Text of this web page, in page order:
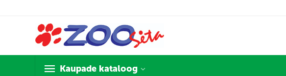
Kaupade kataloog